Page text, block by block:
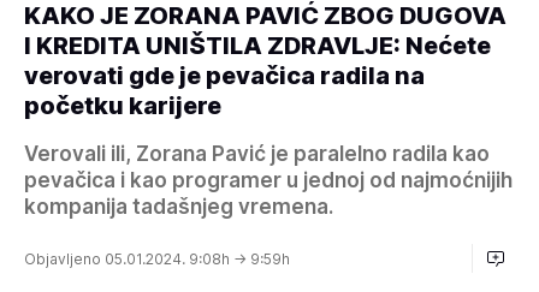
KAKO JE ZORANA PAVIĆ ZBOG DUGOVA
I KREDITA UNIŠTILA ZDRAVLJE: Nećete
verovati gde je pevačica radila na
početku karijere
Verovali ili, Zorana Pavić je paralelno radila kao
pevačica i kao programer u jednoj od najmoćnijih
kompanija tadašnjeg vremena.
Objavljeno 05.01.2024. 9:08h → 9:59h